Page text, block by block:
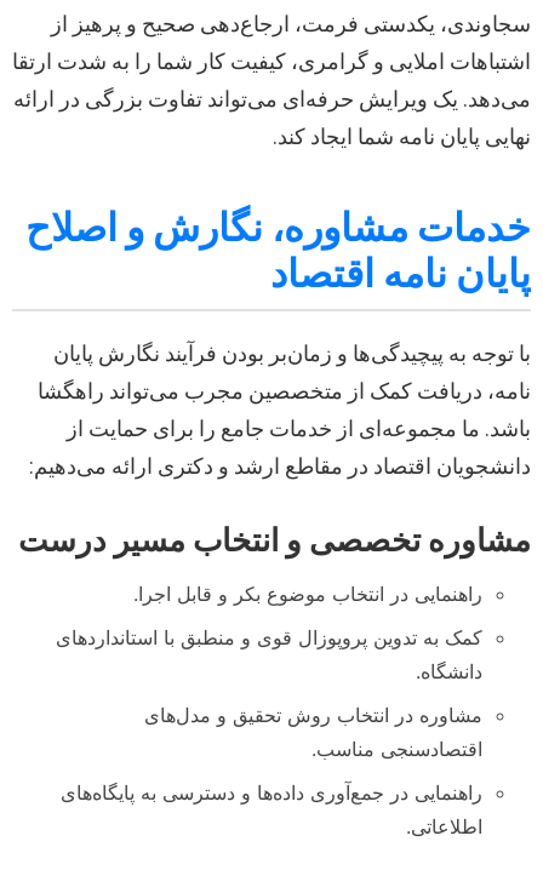
سجاوندی، یکدستی فرمت، ارجاع‌دهی صحیح و پرهیز از
اشتباهات املایی و گرامری، کیفیت کار شما را به شدت ارتقا
می‌دهد. یک ویرایش حرفه‌ای می‌تواند تفاوت بزرگی در ارائه
نهایی پایان نامه شما ایجاد کند.
خدمات مشاوره، نگارش و اصلاح
پایان نامه اقتصاد
با توجه به پیچیدگی‌ها و زمان‌بر بودن فرآیند نگارش پایان
نامه، دریافت کمک از متخصصین مجرب می‌تواند راهگشا
باشد. ما مجموعه‌ای از خدمات جامع را برای حمایت از
دانشجویان اقتصاد در مقاطع ارشد و دکتری ارائه می‌دهیم:
مشاوره تخصصی و انتخاب مسیر درست
راهنمایی در انتخاب موضوع بکر و قابل اجرا.
کمک به تدوین پروپوزال قوی و منطبق با استانداردهای
دانشگاه.
مشاوره در انتخاب روش تحقیق و مدل‌های
اقتصادسنجی مناسب.
راهنمایی در جمع‌آوری داده‌ها و دسترسی به پایگاه‌های
اطلاعاتی.